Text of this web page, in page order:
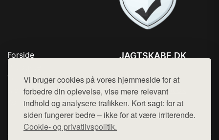
Vi bruger cookies på vores hjemmeside for at
forbedre din oplevelse, vise mere relevant
indhold og analysere trafikken. Kort sagt: for at
siden fungerer bedre – ikke for at være irriterende.
Cookie- og privatlivspolitik.
Forside
Top Rabatter
Blog
Kontakt
JAGTSKABE.DK
Mail: hej@want.dk
Cookie- og privatlivspolitik